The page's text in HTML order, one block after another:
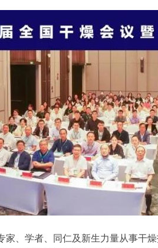
家、学者、同仁及新生力量从事干